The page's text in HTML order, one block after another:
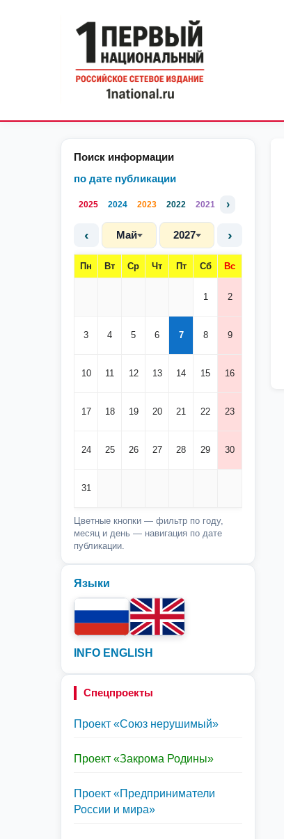
Поиск информации
по дате публикации
2025 2024 2023 2022 2021 ›
‹ Май 2027 ›
Пн Вт Ср Чт Пт Сб Вс
1 2
3 4 5 6 7 8 9
10 11 12 13 14 15 16
17 18 19 20 21 22 23
24 25 26 27 28 29 30
31
Цветные кнопки — фильтр по году,
месяц и день — навигация по дате
публикации.
Языки
INFO ENGLISH
Спецпроекты
Проект «Союз нерушимый»
Проект «Закрома Родины»
Проект «Предприниматели
России и мира»